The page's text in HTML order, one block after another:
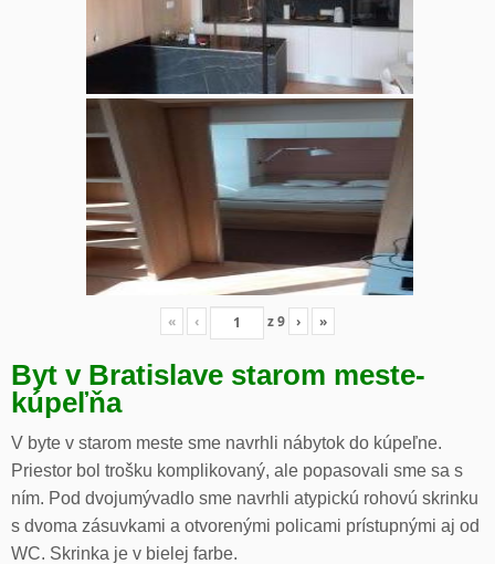
« ‹ z9 › »
Byt v Bratislave starom meste-
kúpeľňa
V byte v starom meste sme navrhli nábytok do kúpeľne.
Priestor bol trošku komplikovaný, ale popasovali sme sa s
ním. Pod dvojumývadlo sme navrhli atypickú rohovú skrinku
s dvoma zásuvkami a otvorenými policami prístupnými aj od
WC. Skrinka je v bielej farbe.